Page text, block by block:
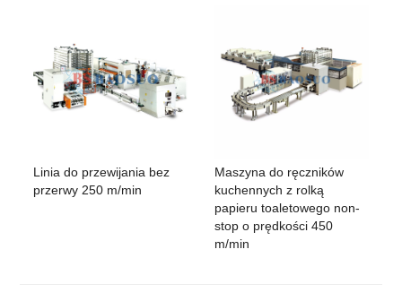
Linia do przewijania bez
przerwy 250 m/min
Maszyna do ręczników
kuchennych z rolką
papieru toaletowego non-
stop o prędkości 450
m/min